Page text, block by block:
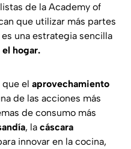
de la Academy of
que utilizar más partes
una estrategia sencilla
hogar.
el aprovechamiento
de las acciones más
de consumo más
, la cáscara
innovar en la cocina,